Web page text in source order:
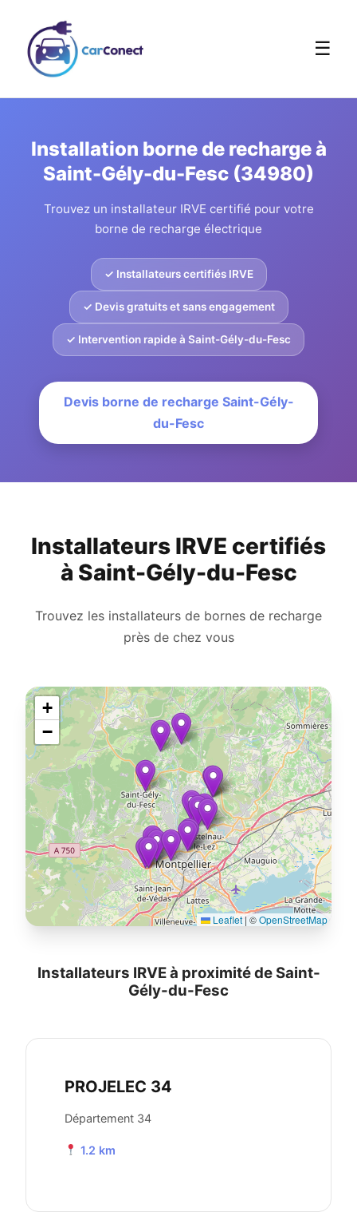
☰
Installation borne de recharge à
Saint-Gély-du-Fesc (34980)
Trouvez un installateur IRVE certifié pour votre
borne de recharge électrique
✓ Installateurs certifiés IRVE
✓ Devis gratuits et sans engagement
✓ Intervention rapide à Saint-Gély-du-Fesc
Devis borne de recharge Saint-Gély-
du-Fesc
Installateurs IRVE certifiés
à Saint-Gély-du-Fesc
Trouvez les installateurs de bornes de recharge
près de chez vous
+
−
Leaflet |©OpenStreetMap
Installateurs IRVE à proximité de Saint-
Gély-du-Fesc
PROJELEC 34
Département 34
1.2 km